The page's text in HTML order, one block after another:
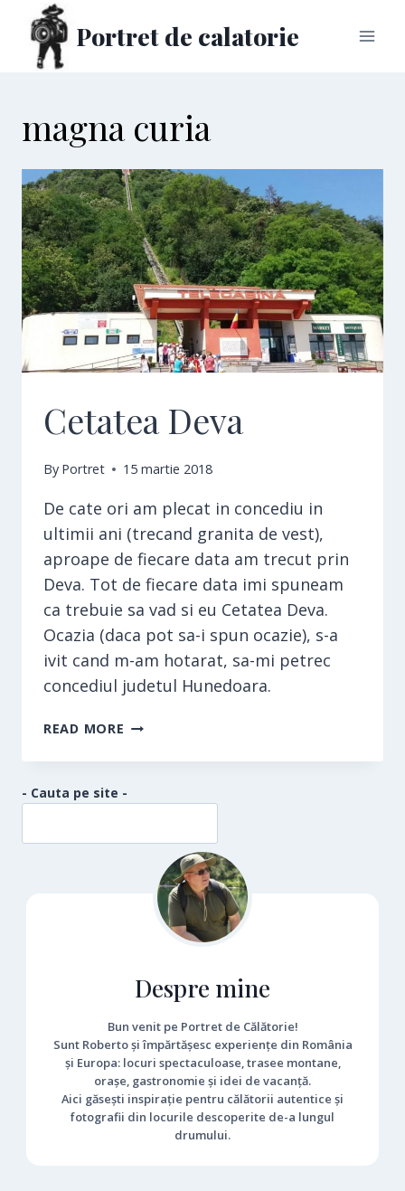
content
Portret de calatorie
magna curia
Cetatea Deva
By Portret 15 martie 2018
De cate ori am plecat in concediu in
ultimii ani (trecand granita de vest),
aproape de fiecare data am trecut prin
Deva. Tot de fiecare data imi spuneam
ca trebuie sa vad si eu Cetatea Deva.
Ocazia (daca pot sa-i spun ocazie), s-a
ivit cand m-am hotarat, sa-mi petrec
concediul judetul Hunedoara.
READ MORE CETATEA
- Cauta pe site -
Despre mine
Bun venit pe Portret de Călătorie!
Sunt Roberto și împărtășesc experiențe din România
și Europa: locuri spectaculoase, trasee montane,
orașe, gastronomie și idei de vacanță.
Aici găsești inspirație pentru călătorii autentice și
fotografii din locurile descoperite de-a lungul
drumului.